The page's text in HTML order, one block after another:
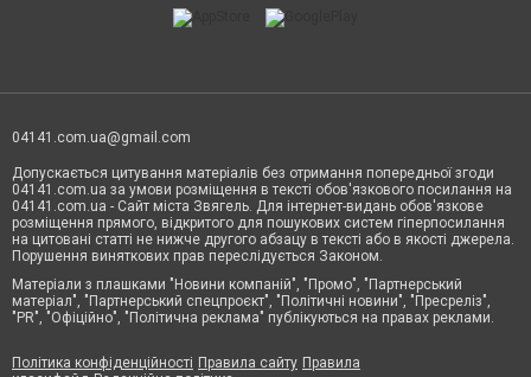
04141.com.ua@gmail.com
Допускається цитування матеріалів без отримання попередньої згоди
04141.com.ua за умови розміщення в тексті обов'язкового посилання на
04141.com.ua - Сайт міста Звягель. Для інтернет-видань обов'язкове
розміщення прямого, відкритого для пошукових систем гіперпосилання
на цитовані статті не нижче другого абзацу в тексті або в якості джерела.
Порушення виняткових прав переслідується Законом.
Матеріали з плашками "Новини компаній", "Промо", "Партнерський
матеріал", "Партнерський спецпроєкт", "Політичні новини", "Пресреліз",
"PR", "Офіційно", "Політична реклама" публікуються на правах реклами.
Політика конфіденційності Правила сайту Правила